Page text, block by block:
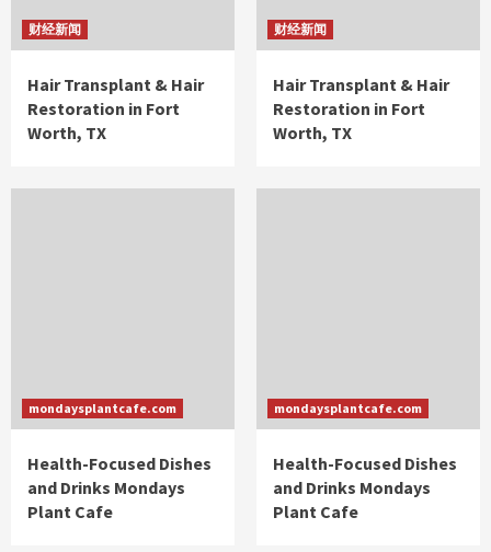
财经新闻
Hair Transplant & Hair
Restoration in Fort
Worth, TX
财经新闻
Hair Transplant & Hair
Restoration in Fort
Worth, TX
mondaysplantcafe.com
Health-Focused Dishes
and Drinks Mondays
Plant Cafe
mondaysplantcafe.com
Health-Focused Dishes
and Drinks Mondays
Plant Cafe